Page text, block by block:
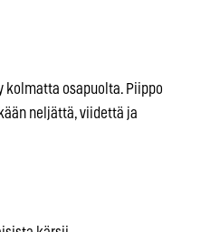
kolmatta osapuolta. Piippo
neljättä, viidettä ja